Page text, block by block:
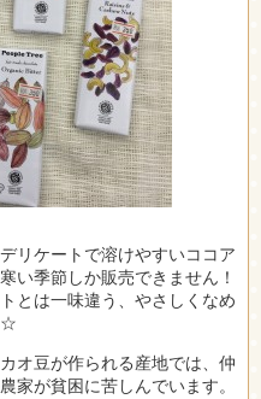
リケートで溶けやすいココア
い季節しか販売できません！
とは一味違う、やさしくなめ
☆
オ豆が作られる産地では、仲
家が貧困に苦しんでいます。